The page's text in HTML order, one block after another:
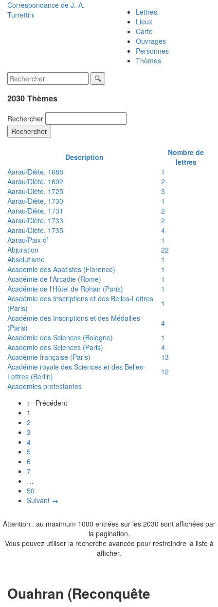
Correspondance de J.-A.
Turrettini
Lettres
Lieux
Carte
Ouvrages
Personnes
Thèmes
2030 Thèmes
Rechercher
Rechercher
Description
Nombre de
lettres
Aarau/Diète, 1688
1
Aarau/Diète, 1692
2
Aarau/Diète, 1725
3
Aarau/Diète, 1730
1
Aarau/Diète, 1731
2
Aarau/Diète, 1733
2
Aarau/Diète, 1735
4
Aarau/Paix d’
1
Abjuration
22
Absolutisme
1
Académie des Apatistes (Florence)
1
Académie de l'Arcadie (Rome)
1
Académie de l'Hôtel de Rohan (Paris)
1
Académie des Inscriptions et des Belles-Lettres
(Paris)
1
Académie des Inscriptions et des Médailles
(Paris)
4
Académie des Sciences (Bologne)
1
Académie des Sciences (Paris)
4
Académie française (Paris)
13
Académie royale des Sciences et des Belles-
Lettres (Berlin)
12
Académies protestantes
← Précédent
1
2
3
4
5
6
7
…
50
Suivant →
Attention : au maximum 1000 entrées sur les 2030 sont affichées par
la pagination.
Vous pouvez utiliser la recherche avancée pour restreindre la liste à
afficher.
Ouahran (Reconquête